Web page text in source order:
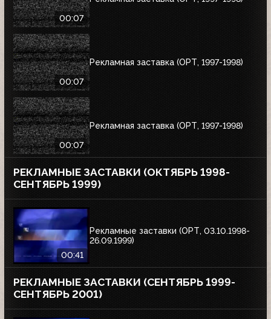
00:07
00:07
Рекламная заставка (ОРТ, 1997-1998)
00:07
Рекламная заставка (ОРТ, 1997-1998)
РЕКЛАМНЫЕ ЗАСТАВКИ (ОКТЯБРЬ 1998-
СЕНТЯБРЬ 1999)
00:41
Рекламные заставки (ОРТ, 03.10.1998-
26.09.1999)
РЕКЛАМНЫЕ ЗАСТАВКИ (СЕНТЯБРЬ 1999-
СЕНТЯБРЬ 2001)